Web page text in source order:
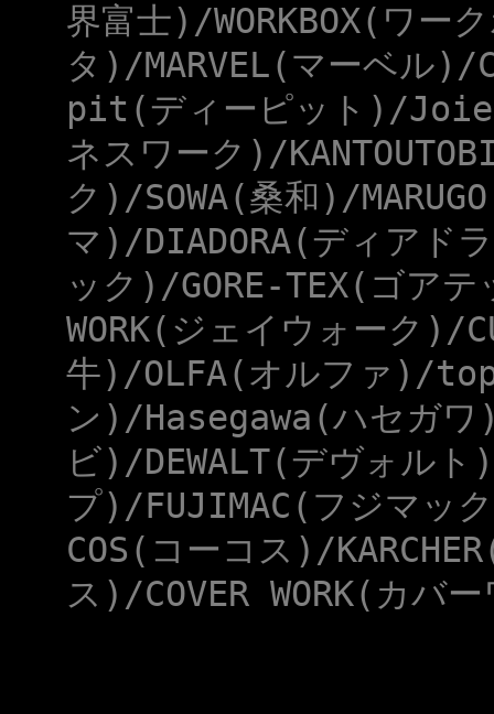
界富士)/WORKBOX(ワ
タ)/MARVEL(マーベル
pit(ディーピット)/Joie(
ネスワーク)/
ク)/SOWA(桑和)/
マ)/DIADORA(ディアド
ック)/GORE-TEX(ゴア
WORK(ジェイウォーク)/
牛)/OLFA(オルファ)/
ン)/Hasegawa(ハセガ
ビ)/DEWALT(デヴォル
プ)/FUJIMAC(フジマッ
COS(コーコス)/
ス)/COVER WORK(カ